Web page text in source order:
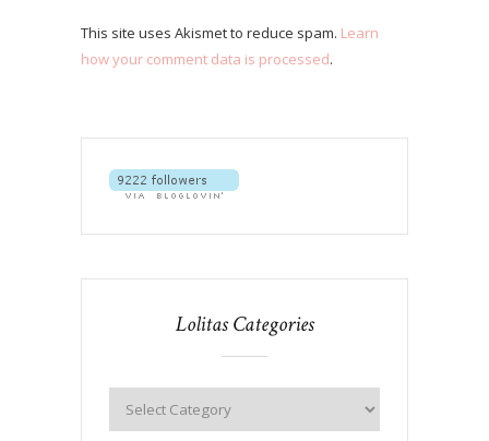
This site uses Akismet to reduce spam. Learn
how your comment data is processed.
Lolitas Categories